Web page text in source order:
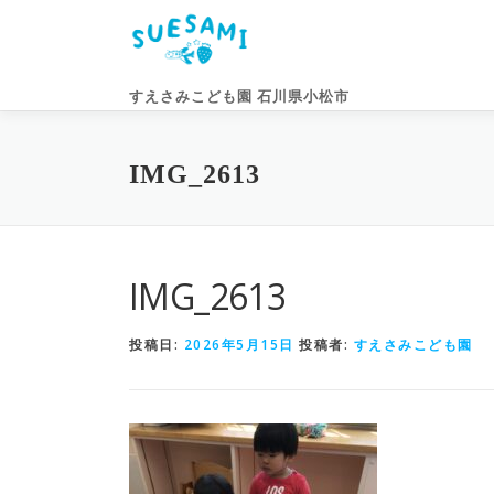
ツ
すえさみこども園 石川県小松市
IMG_2613
IMG_2613
投稿日: 2026年5月15日 投稿者: すえさみこども園